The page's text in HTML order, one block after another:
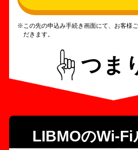
この先の申込み手続き画面にて、お客様
だきます。
つま
LIBMOのWi-Fi